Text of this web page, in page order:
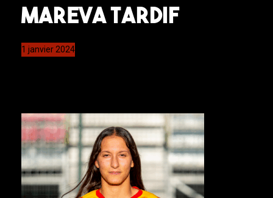
Mareva Tardif
1 janvier 2024